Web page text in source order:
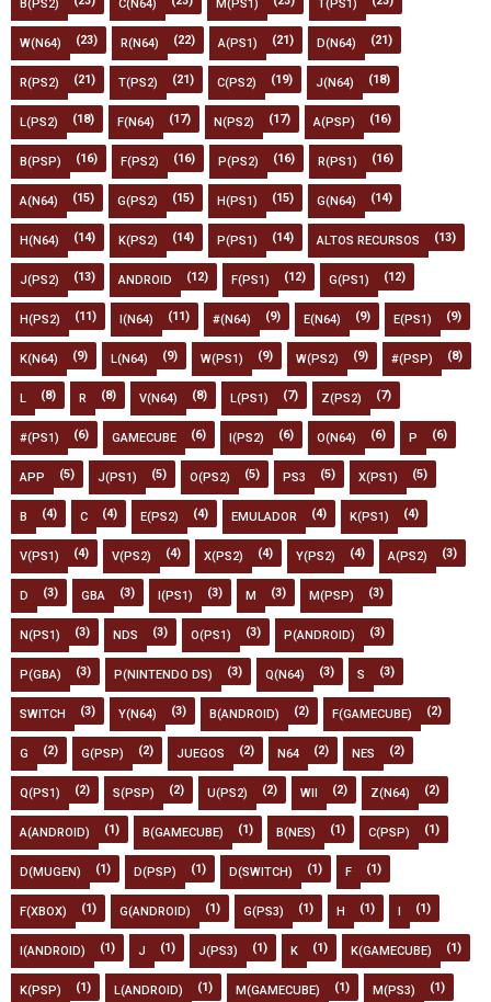
B(PS2) C(N64) M(PS1) T(PS1)
W(N64) (23) R(N64) (22) A(PS1) (21) D(N64) (21)
R(PS2) (21) T(PS2) (21) C(PS2) (19) J(N64) (18)
L(PS2) (18) F(N64) (17) N(PS2) (17) A(PSP) (16)
B(PSP) (16) F(PS2) (16) P(PS2) (16) R(PS1) (16)
A(N64) (15) G(PS2) (15) H(PS1) (15) G(N64) (14)
H(N64) (14) K(PS2) (14) P(PS1) (14) ALTOS RECURSOS (13)
J(PS2) (13) ANDROID (12) F(PS1) (12) G(PS1) (12)
H(PS2) (11) I(N64) (11) #(N64) (9) E(N64) (9) E(PS1) (9)
K(N64) (9) L(N64) (9) W(PS1) (9) W(PS2) (9) #(PSP) (8)
L (8) R (8) V(N64) (8) L(PS1) (7) Z(PS2) (7)
#(PS1) (6) GAMECUBE (6) I(PS2) (6) O(N64) (6) P (6)
APP (5) J(PS1) (5) O(PS2) (5) PS3 (5) X(PS1) (5)
B (4) C (4) E(PS2) (4) EMULADOR (4) K(PS1) (4)
V(PS1) (4) V(PS2) (4) X(PS2) (4) Y(PS2) (4) A(PS2) (3)
D (3) GBA (3) I(PS1) (3) M (3) M(PSP) (3)
N(PS1) (3) NDS (3) O(PS1) (3) P(ANDROID) (3)
P(GBA) (3) P(NINTENDO DS) (3) Q(N64) (3) S (3)
SWITCH (3) Y(N64) (3) B(ANDROID) (2) F(GAMECUBE) (2)
G (2) G(PSP) (2) JUEGOS (2) N64 (2) NES (2)
Q(PS1) (2) S(PSP) (2) U(PS2) (2) WII (2) Z(N64) (2)
A(ANDROID) (1) B(GAMECUBE) (1) B(NES) (1) C(PSP) (1)
D(MUGEN) (1) D(PSP) (1) D(SWITCH) (1) F (1)
F(XBOX) (1) G(ANDROID) (1) G(PS3) (1) H (1) (1)
I(ANDROID) (1) J (1) J(PS3) (1) K (1) K(GAMECUBE) (1)
K(PSP) (1) L(ANDROID) (1) M(GAMECUBE) (1) M(PS3) (1)